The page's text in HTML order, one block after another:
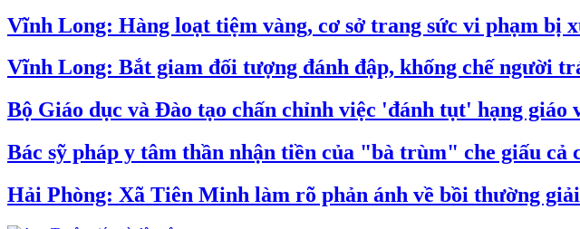
Vĩnh Long: Hàng loạt tiệm vàng, cơ sở trang sức vi phạm bị
Vĩnh Long: Bắt giam đối tượng đánh đập, khống chế người
Bộ Giáo dục và Đào tạo chấn chỉnh việc 'đánh tụt' hạng
Bác sỹ pháp y tâm thần nhận tiền của "bà trùm" che giấu cả
Hải Phòng: Xã Tiên Minh làm rõ phản ánh về bồi thường